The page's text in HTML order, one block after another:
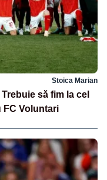
Stoica Marian
să fim la cel
FC Voluntari